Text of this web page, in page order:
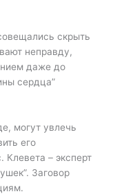
скрыть
неправду,
даже до
сердца”
могут увлечь
его
Клевета – эксперт
Заговор